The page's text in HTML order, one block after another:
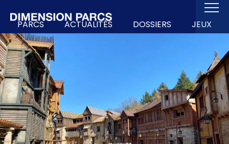
PARCS ACTUALITÉS DOSSIERS JEUX